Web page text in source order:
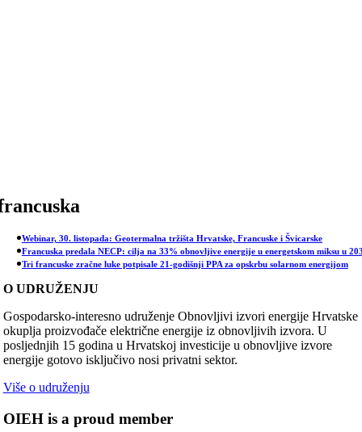
Webinar, 30. listopada: Geotermalna tržišta Hrvatske, Francuske i Švicarske
Francuska predala NECP: cilja na 33% obnovljive energije u energetskom miksu u
Tri francuske zračne luke potpisale 21-godišnji PPA za opskrbu solarnom energijom
O UDRUŽENJU
Gospodarsko-interesno udruženje Obnovljivi izvori energije Hrvatske
okuplja proizvođače električne energije iz obnovljivih izvora. U
posljednjih 15 godina u Hrvatskoj investicije u obnovljive izvore
energije gotovo isključivo nosi privatni sektor.
Više o udruženju
OIEH is a proud member